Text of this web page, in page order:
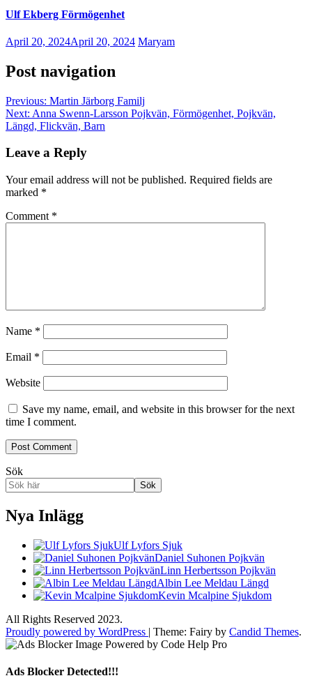
Ulf Ekberg Förmögenhet
April 20, 2024April 20, 2024 Maryam
Post navigation
Previous: Martin Järborg Familj
Next: Anna Swenn-Larsson Pojkvän, Förmögenhet, Pojkvän,
Längd, Flickvän, Barn
Leave a Reply
Your email address will not be published. Required fields are
marked *
Comment *
Name *
Email *
Website
Save my name, email, and website in this browser for the next
time I comment.
Sök
Sök
Nya Inlägg
Ulf Lyfors Sjuk
Daniel Suhonen Pojkvän
Linn Herbertsson Pojkvän
Albin Lee Meldau Längd
Kevin Mcalpine Sjukdom
All Rights Reserved 2023.
Proudly powered by WordPress | Theme: Fairy by Candid Themes.
Ads Blocker Detected!!!